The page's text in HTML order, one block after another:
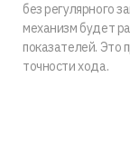
без регулярного
механизм будет
показателей. Это
точности хода.